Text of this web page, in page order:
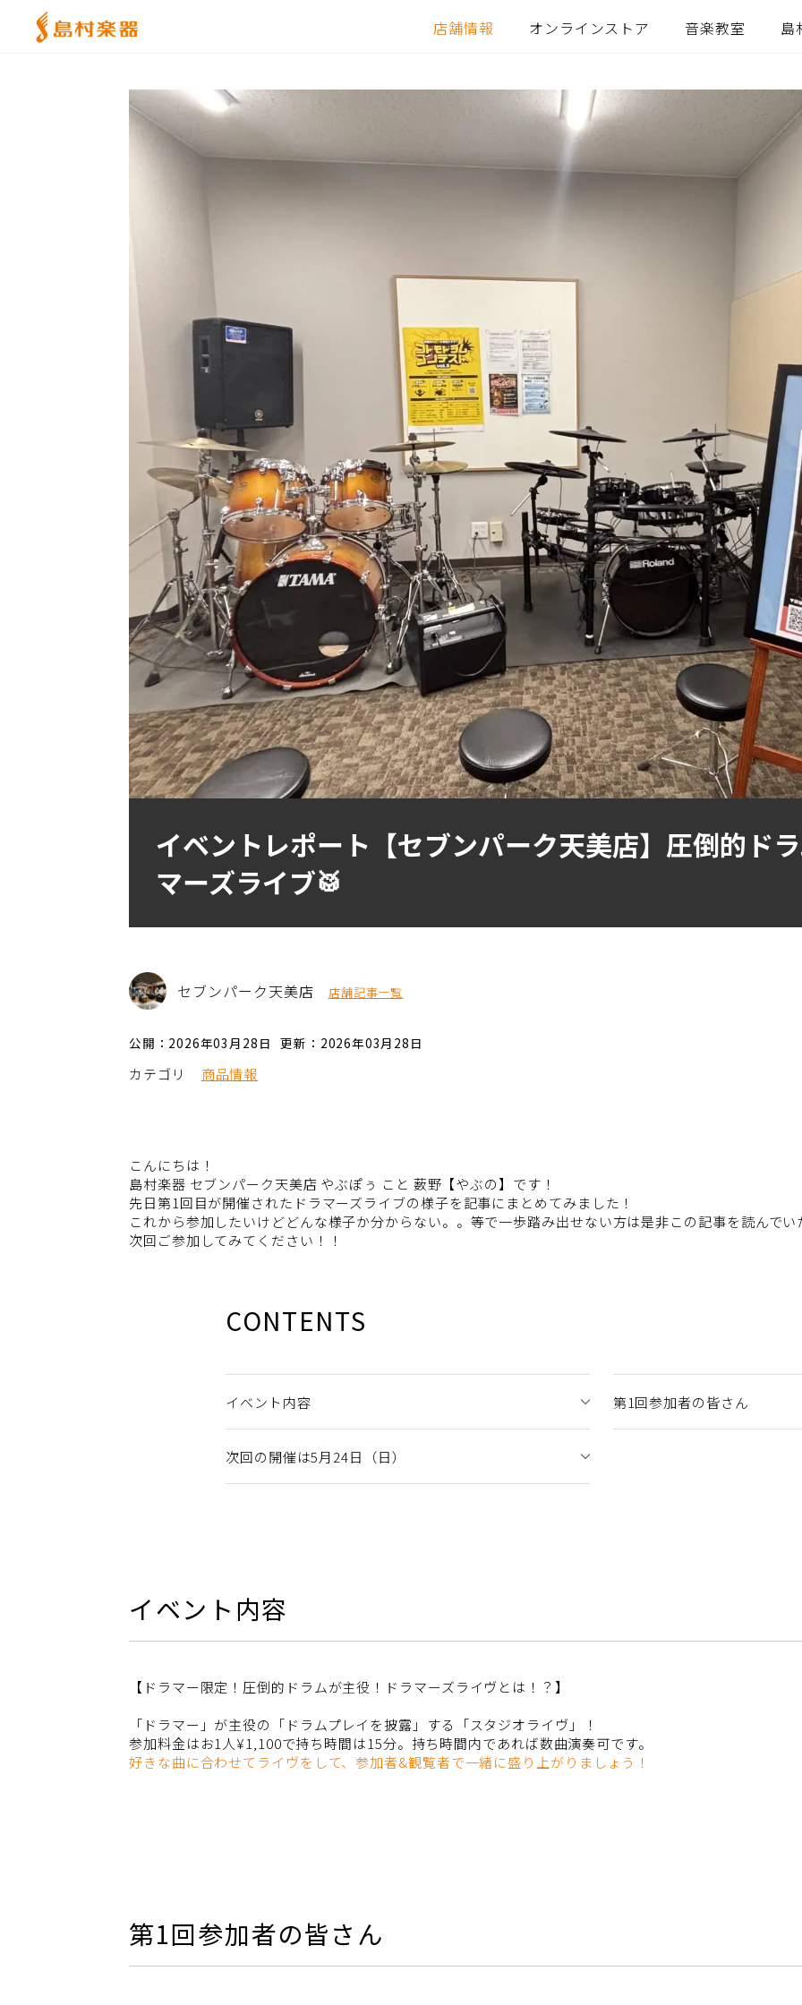
店舗情報 オンラインストア 音楽教室 島
イベントレポート【セブンパーク天美店】圧倒的ド
マーズライブ🥁
セブンパーク天美店 店舗記事一覧
公開：2026年03月28日 更新：2026年03月28日
カテゴリ 商品情報
こんにちは！
島村楽器 セブンパーク天美店 やぶぽぅ こと 薮野【やぶの】です！
先日第1回目が開催されたドラマーズライブの様子を記事にまとめてみました！
これから参加したいけどどんな様子か分からない。。等で一歩踏み出せない方は是非この記事を読んでい
次回ご参加してみてください！！
CONTENTS
イベント内容 第1回参加者の皆さん
次回の開催は5月24日（日）
イベント内容
【ドラマー限定！圧倒的ドラムが主役！ドラマーズライヴとは！？】
「ドラマー」が主役の「ドラムプレイを披露」する「スタジオライヴ」！
参加料金はお1人¥1,100で持ち時間は15分。持ち時間内であれば数曲演奏可です。
好きな曲に合わせてライヴをして、参加者&観覧者で一緒に盛り上がりましょう！
第1回参加者の皆さん